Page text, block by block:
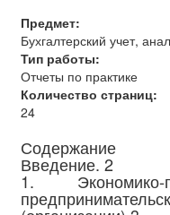
Предмет:
Бухгалтерский учет,
Тип работы:
Отчеты по практике
Количество страниц:
24
Содержание
Введение. 2
1.